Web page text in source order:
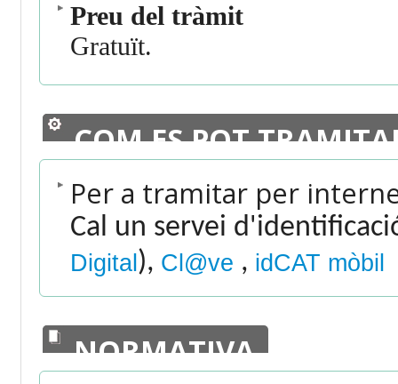
Preu del tràmit
Gratuït.
COM ES POT
Per a tramitar per
Cal un servei
Digital), Cl@ve , idCAT mòbil
NORMATIVA